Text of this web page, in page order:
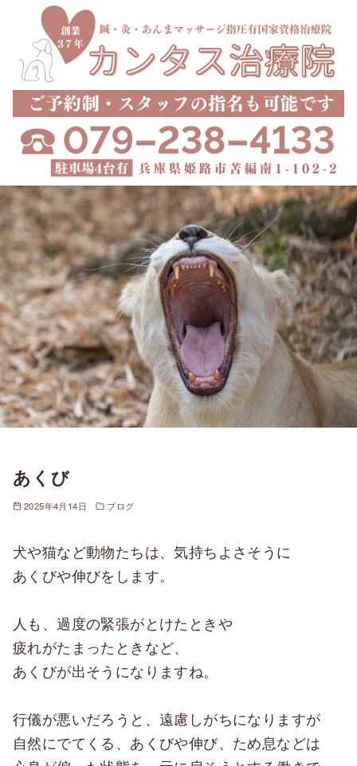
あくび
2025年4月14日 ブログ
犬や猫など動物たちは、気持ちよさそうに
あくびや伸びをします。
人も、過度の緊張がとけたときや
疲れがたまったときなど、
あくびが出そうになりますね。
行儀が悪いだろうと、遠慮しがちになりますが
自然にでてくる、あくびや伸び、ため息などは